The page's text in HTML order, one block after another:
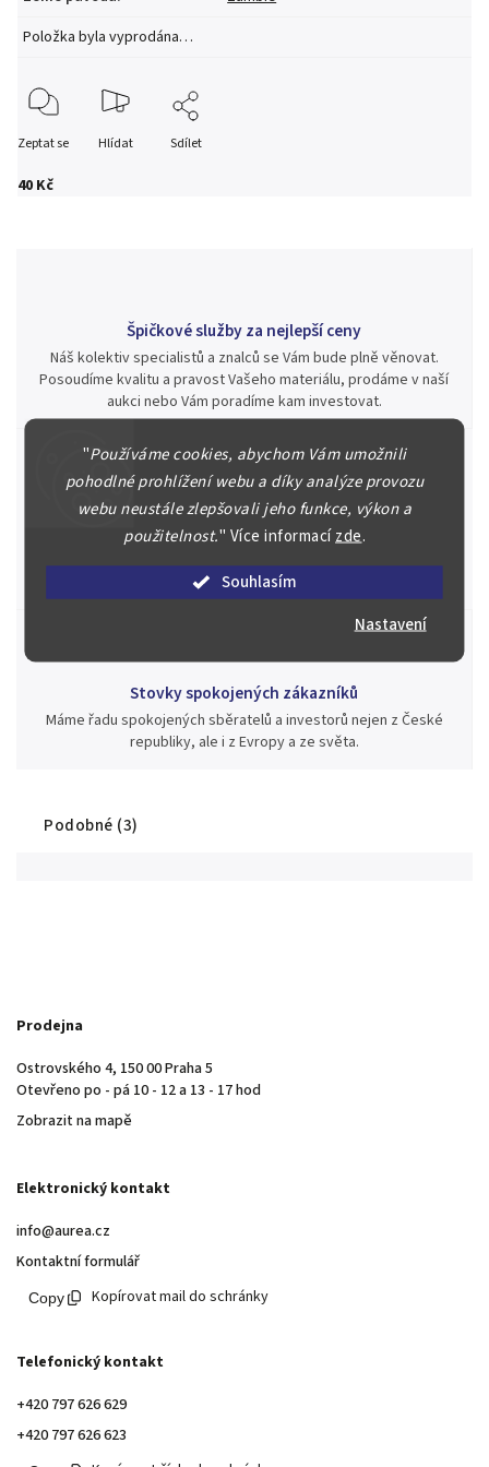
"Používáme cookies, abychom Vám umožnili
pohodlné prohlížení webu a díky analýze provozu
webu neustále zlepšovali jeho funkce, výkon a
použitelnost." Více informacízde.
Souhlasím
Nastavení
40 Kč
Položka byla vyprodána…
Zeptat se Hlídat Sdílet
Špičkové služby za nejlepší ceny
Náš kolektiv specialistů a znalců se Vám bude plně věnovat.
Posoudíme kvalitu a pravost Vašeho materiálu, prodáme v naší
aukci nebo Vám poradíme kam investovat.
Jsme zde pro Vás nepřetržitě již od roku 2000
Během té doby jsme v našich aukcích prodali významné sbírky i
jednotlivé kusy unikátních mincí, bankovek, řádů a vyznamenání
za rekordní ceny.
Stovky spokojených zákazníků
Máme řadu spokojených sběratelů a investorů nejen z České
republiky, ale i z Evropy a ze světa.
Podobné (3)
Prodejna
Ostrovského 4, 150 00 Praha 5
Otevřeno po - pá 10 - 12 a 13 - 17 hod
Zobrazit na mapě
Elektronický kontakt
info@aurea.cz
Kontaktní formulář
Kopírovat mail do schránky
Telefonický kontakt
+420 797 626 629
+420 797 626 623